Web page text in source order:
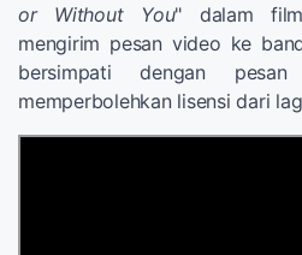
or Without You" dalam
mengirim pesan video ke
bersimpati dengan
memperbolehkan lisensi dari